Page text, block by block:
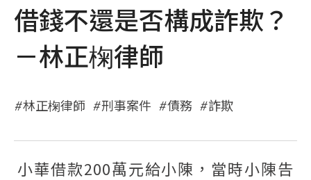
借錢不還是否構成詐欺？
－林正椈律師
林正椈律師 刑事案件 債務 詐欺
小華借款200萬元給小陳，當時小陳告